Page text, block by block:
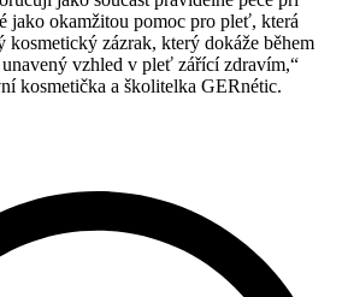
jako okamžitou pomoc pro pleť, která
kosmetický zázrak, který dokáže během
vzhled v pleť zářící zdravím,“
kosmetička a školitelka GERnétic.